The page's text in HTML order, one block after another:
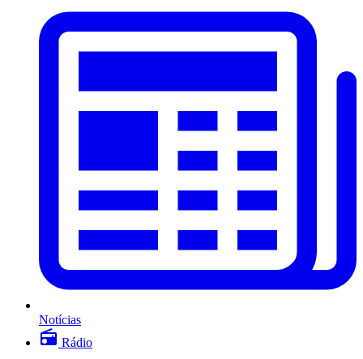
Notícias
Rádio